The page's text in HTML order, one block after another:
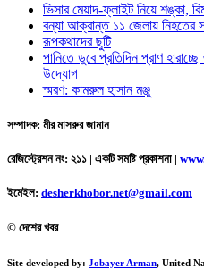
ভিসার মেয়াদ-ফ্লাইট নিয়ে শঙ্কা,
বন্যা আক্রান্ত ১১ জেলায় নিহতের
রূপকথাদের ছুটি
পানিতে ডুবে প্রতিদিন প্রাণ
উদ্যোগ
স্মরণ: কামরুল হাসান মঞ্জু
সম্পাদক: মীর মাসরুর জামান
রেজিস্ট্রেশন নং: ২১১ | একটি সমষ্টি প্রকাশনা |
ইমেইল: desherkhobor.net@gmail.com
© দেশের খবর
Site developed by: Jobayer Arman, United